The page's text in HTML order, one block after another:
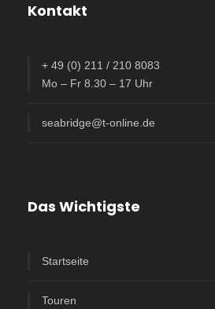
Kontakt
+ 49 (0) 211 / 210 8083
Mo – Fr 8.30 – 17 Uhr
seabridge@t-online.de
Das Wichtigste
Startseite
Touren